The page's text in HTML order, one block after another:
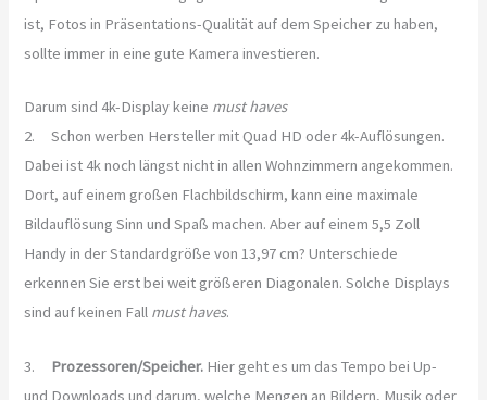
ist, Fotos in Präsentations-Qualität auf dem Speicher zu haben,
sollte immer in eine gute Kamera investieren.
Darum sind 4k-Display keine must haves
2. Schon werben Hersteller mit Quad HD oder 4k-Auflösungen.
Dabei ist 4k noch längst nicht in allen Wohnzimmern angekommen.
Dort, auf einem großen Flachbildschirm, kann eine maximale
Bildauflösung Sinn und Spaß machen. Aber auf einem 5,5 Zoll
Handy in der Standardgröße von 13,97 cm? Unterschiede
erkennen Sie erst bei weit größeren Diagonalen. Solche Displays
sind auf keinen Fall must haves.
3. Prozessoren/Speicher. Hier geht es um das Tempo bei Up-
und Downloads und darum, welche Mengen an Bildern, Musik oder